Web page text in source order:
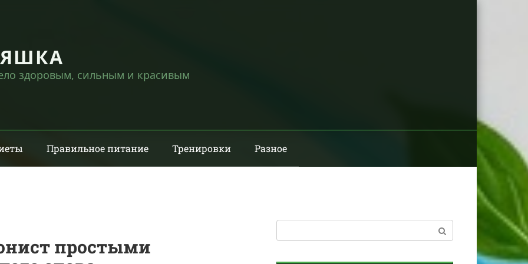
здоровым, сильным и красивым
Правильное питание Тренировки Разное
простыми